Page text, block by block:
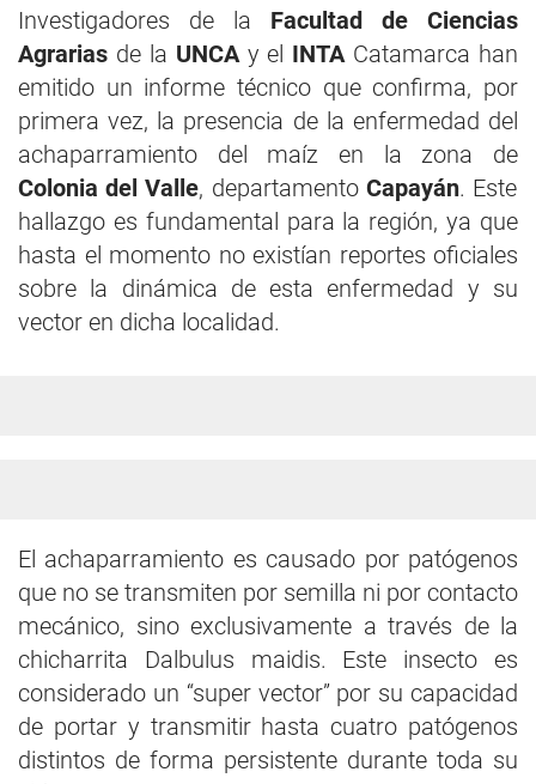
Investigadores de la Facultad de Ciencias
Agrarias de la UNCAy el INTACatamarca han
emitido un informe técnico que confirma, por
primera vez, la presencia de la enfermedad del
achaparramiento del maíz en la zona de
Colonia del Valle, departamento Capayán. Este
hallazgo es fundamental para la región, ya que
hasta el momento no existían reportes oficiales
sobre la dinámica de esta enfermedad y su
vector en dicha localidad.
El achaparramiento es causado por patógenos
que no se transmiten por semilla ni por contacto
mecánico, sino exclusivamente a través de la
chicharrita Dalbulus maidis. Este insecto es
considerado un “super vector” por su capacidad
de portar y transmitir hasta cuatro patógenos
distintos de forma persistente durante toda su